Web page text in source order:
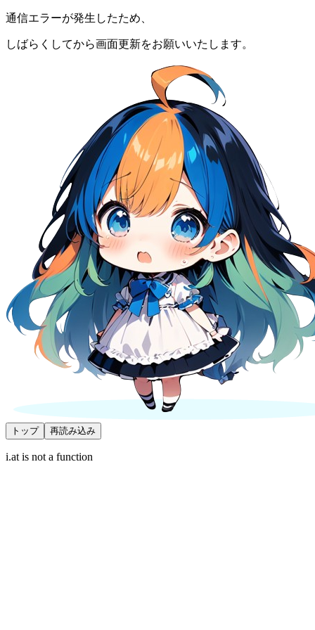
通信エラーが発生したため、
しばらくしてから画面更新をお願いいたします。
トップ 再読み込み
i.at is not a function